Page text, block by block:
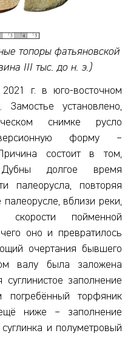
топоры фатьяновской
III тыс. до н. э.)
г. в юго-восточном
установлено,
снимке русло
форму –
состоит в том,
долгое время
палеорусла, повторяя
вблизи реки,
скорости пойменной
оно и превратилось
очертания бывшего
валу была заложена
заполнение
торфяник
ниже – заполнение
и полуметровый